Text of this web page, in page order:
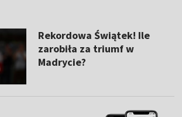
Rekordowa Świątek! Ile
zarobiła za triumf w
Madrycie?